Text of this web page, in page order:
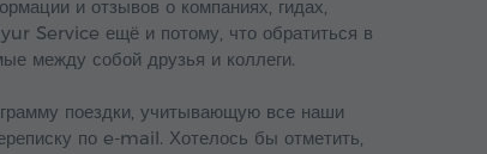
и отзывов о компаниях, гидах,
Service ещё и потому, что обратиться в
между собой друзья и коллеги.
поездки, учитывающую все наши
по e-mail. Хотелось бы отметить,